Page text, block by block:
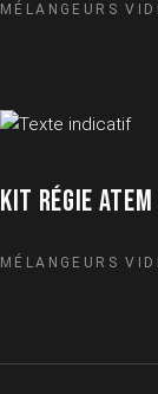
MÉLANGEURS
KIT RÉGIE
MÉLANGEURS